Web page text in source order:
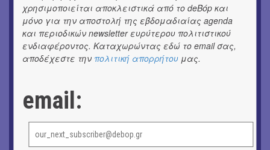
16o Samos Young Artists Festival
OUTDΟORS
ANILIO PARK FESTIVAL 2026
λαού
Ομαδική έκθεση | Προσωρινά για Πάντα
χρησιμοποιείται αποκλειστικά από το deBόp και
μόνο για την αποστολή της εβδομαδιαίας agenda
και περιοδικών newsletter ευρύτερου πολιτιστικού
ενδιαφέροντος. Καταχωρώντας εδώ το email σας,
αποδέχεστε την πολιτική απορρήτου μας.
email: